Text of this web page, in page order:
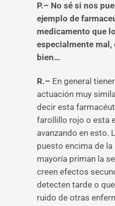
P.– No sé si nos
ejemplo de
medicamento que
especialmente
bien…
R.– En general
actuación muy
decir esta
farollillo rojo o esta
avanzando en esto.
puesto encima de la
mayoría priman la
creen efectos
detecten tarde o
ruido de otras